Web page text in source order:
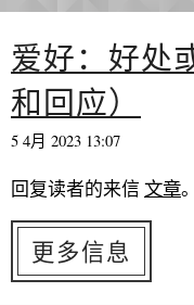
爱好：好处
和回应）
5 4月 2023 13:07
回复读者的来信 文章。
更多信息